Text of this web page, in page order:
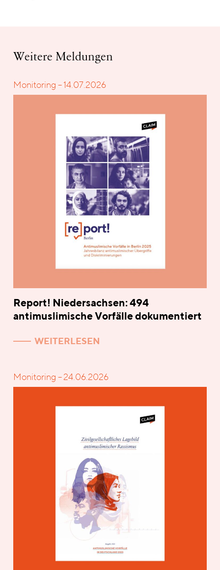
Weitere Meldungen
Monitoring – 14.07.2026
Report! Niedersachsen: 494
antimuslimische Vorfälle dokumentiert
WEITERLESEN
Monitoring – 24.06.2026